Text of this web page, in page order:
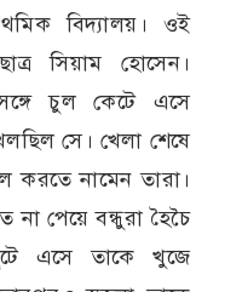
বিদ্যালয়। ওই
সিয়াম হোসেন।
চুল কেটে এসে
সে। খেলা শেষে
করতে নামেন তারা।
পেয়ে বন্ধুরা হৈচৈ
এসে তাকে খুজে